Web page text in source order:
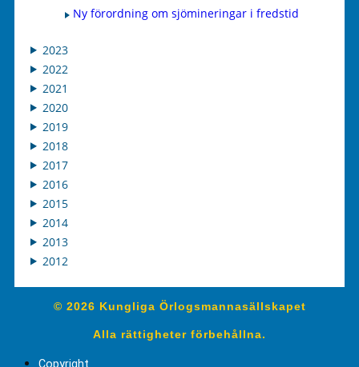
Ny förordning om sjömineringar i fredstid
2023
2022
2021
2020
2019
2018
2017
2016
2015
2014
2013
2012
© 2026 Kungliga Örlogsmannasällskapet
Alla rättigheter förbehållna.
Copyright